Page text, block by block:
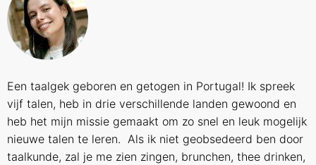
Sobre nosotros
Quiénes somos
Uníte al equipo
Een taalgek geboren en getogen in Portugal! Ik spreek
vijf talen, heb in drie verschillende landen gewoond en
heb het mijn missie gemaakt om zo snel en leuk mogelijk
nieuwe talen te leren. Als ik niet geobsedeerd ben door
taalkunde, zal je me zien zingen, brunchen, thee drinken,